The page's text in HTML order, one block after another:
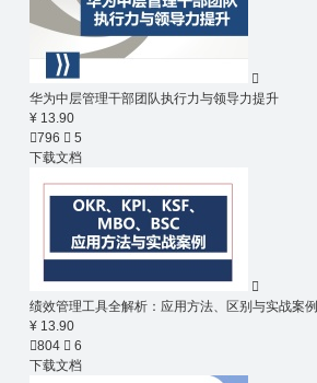

华为中层管理干部团队执行力与领导力提升
¥ 13.90
796  5
下载文档

绩效管理工具全解析：应用方法、区别与实战案例
¥ 13.90
804  6
下载文档